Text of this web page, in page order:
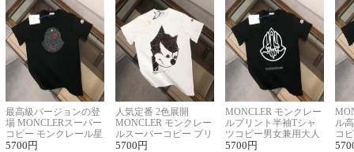
最高級バージョンの登
場 MONCLERスーパー
コピー モンクレール星
座半袖Tシャツ
5700 円
人気定番 2色展開
MONCLER モンクレー
ルスーパーコピー プリ
ント半袖Tシャツ
5700 円
MONCLER モンクレー
ルプリント半袖Tシャ
ツコピー男女兼用大人
可愛い春夏コーデ
5700 円
ル
コ
ィ